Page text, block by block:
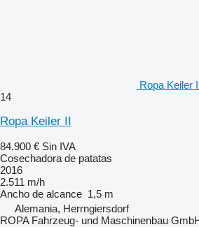
Ropa Keiler
14
Ropa Keiler II
84.900 € Sin IVA
Cosechadora de patatas
2016
2.511 m/h
Ancho de alcance 1,5 m
Alemania, Herrngiersdorf
ROPA Fahrzeug- und Maschinenbau